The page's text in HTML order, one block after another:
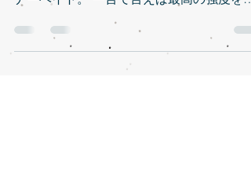
新商品のお知らせです。 その名もRajaスピ
ナーベイト。 一言で言えば最高の強度を誇
るモンスター対応のスピナーベイトです。
その強度のヒミツを動画で公開しています